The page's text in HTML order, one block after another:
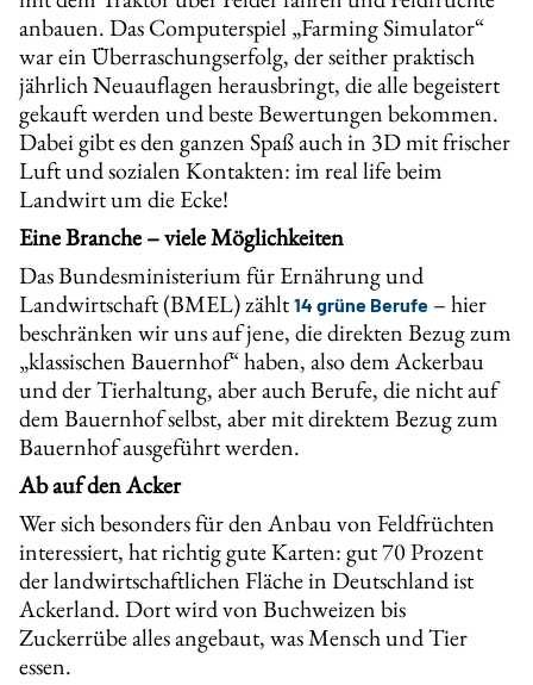
anbauen. Das Computerspiel „Farming Simulator“
war ein Überraschungserfolg, der seither praktisch
jährlich Neuauflagen herausbringt, die alle begeistert
gekauft werden und beste Bewertungen bekommen.
Dabei gibt es den ganzen Spaß auch in 3D mit frischer
Luft und sozialen Kontakten: im real life beim
Landwirt um die Ecke!
Eine Branche – viele Möglichkeiten
Das Bundesministerium für Ernährung und
Landwirtschaft (BMEL) zählt 14 grüne Berufe – hier
beschränken wir uns auf jene, die direkten Bezug zum
„klassischen Bauernhof“ haben, also dem Ackerbau
und der Tierhaltung, aber auch Berufe, die nicht auf
dem Bauernhof selbst, aber mit direktem Bezug zum
Bauernhof ausgeführt werden.
Ab auf den Acker
Wer sich besonders für den Anbau von Feldfrüchten
interessiert, hat richtig gute Karten: gut 70 Prozent
der landwirtschaftlichen Fläche in Deutschland ist
Ackerland. Dort wird von Buchweizen bis
Zuckerrübe alles angebaut, was Mensch und Tier
essen.